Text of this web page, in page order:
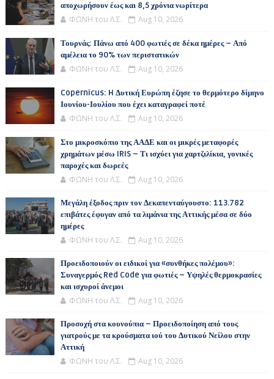
αποχωρήσουν έως και 8,5 χρόνια νωρίτερα
ΦΩΝΗ του Λ.Σ. Aug 10, 2026
Τουρνάς: Πάνω από 400 φωτιές σε δέκα ημέρες – Από
αμέλεια το 90% των περιστατικών
ΦΩΝΗ του Λ.Σ. Aug 10, 2026
Copernicus: H Δυτική Ευρώπη έζησε το θερμότερο δίμηνο
Ιουνίου-Ιουλίου που έχει καταγραφεί ποτέ
ΦΩΝΗ του Λ.Σ. Aug 10, 2026
Στο μικροσκόπιο της ΑΑΔΕ και οι μικρές μεταφορές
χρημάτων μέσω IRIS – Τι ισχύει για χαρτζιλίκια, γονικές
παροχές και δωρεές
ΦΩΝΗ του Λ.Σ. Aug 10, 2026
Μεγάλη έξοδος πριν τον Δεκαπενταύγουστο: 113.782
επιβάτες έφυγαν από τα λιμάνια της Αττικής μέσα σε δύο
ημέρες
ΦΩΝΗ του Λ.Σ. Aug 10, 2026
Προειδοποιούν οι ειδικοί για «συνθήκες πολέμου»:
Συναγερμός Red Code για φωτιές – Υψηλές θερμοκρασίες
και ισχυροί άνεμοι
ΦΩΝΗ του Λ.Σ. Aug 10, 2026
Προσοχή στα κουνούπια – Προειδοποίηση από τους
γιατρούς με τα κρούσματα ιού του Δυτικού Νείλου στην
Αττική
ΦΩΝΗ του Λ.Σ. Aug 10, 2026